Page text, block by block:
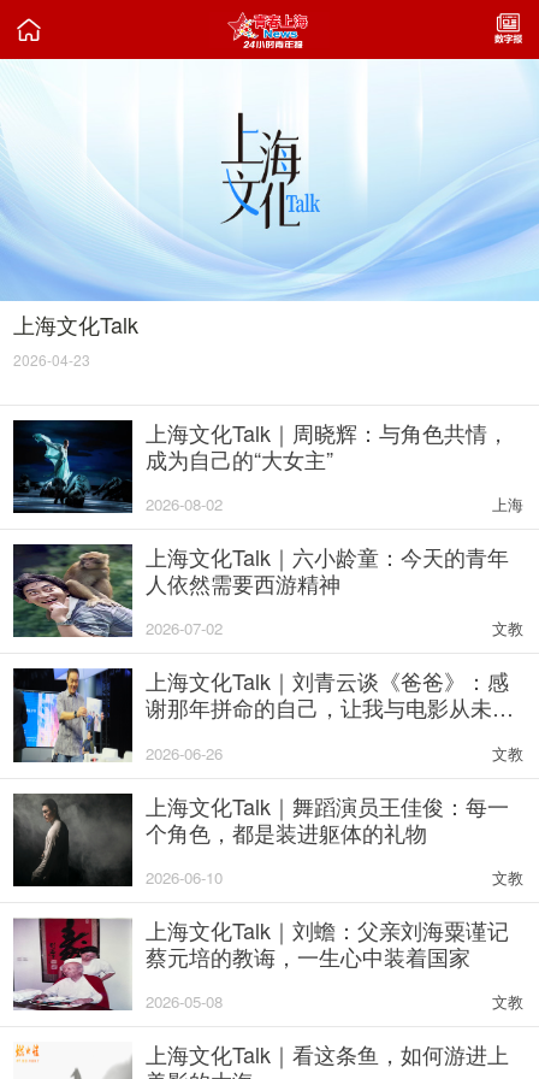

上海文化Talk
2026-04-23
上海文化Talk｜周晓辉：与角色共情，
成为自己的“大女主”
2026-08-02 上海
上海文化Talk｜六小龄童：今天的青年
人依然需要西游精神
2026-07-02 文教
上海文化Talk｜刘青云谈《爸爸》：感
谢那年拼命的自己，让我与电影从未分
2026-06-26 文教
上海文化Talk｜舞蹈演员王佳俊：每一
个角色，都是装进躯体的礼物
2026-06-10 文教
上海文化Talk｜刘蟾：父亲刘海粟谨记
蔡元培的教诲，一生心中装着国家
2026-05-08 文教
上海文化Talk｜看这条鱼，如何游进上